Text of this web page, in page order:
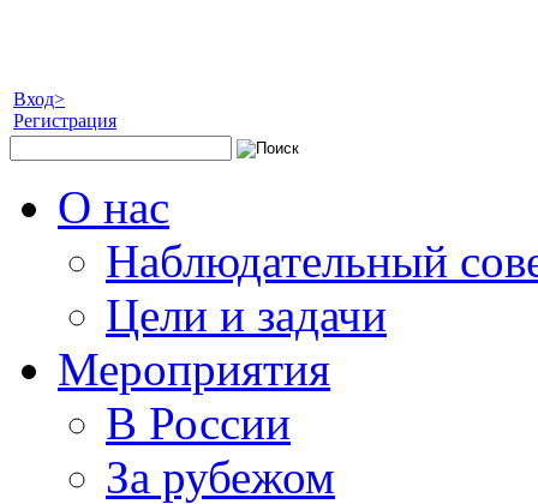
Вход>
Регистрация
О нас
Наблюдательный
Цели и задачи
Мероприятия
В России
За рубежом